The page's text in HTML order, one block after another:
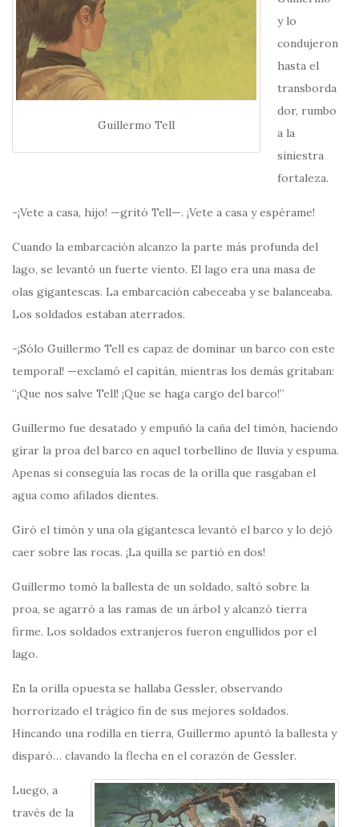
Guillermo Tell
y lo
condujeron
hasta el
transborda
dor, rumbo
a la
siniestra
fortaleza.
-¡Vete a casa, hijo! —gritó Tell—. ¡Vete a casa y espérame!
Cuando la embarcación alcanzo la parte más profunda del
lago, se levantó un fuerte viento. El lago era una masa de
olas gigantescas. La embarcación cabeceaba y se balanceaba.
Los soldados estaban aterrados.
-¡Sólo Guillermo Tell es capaz de dominar un barco con este
temporal! —exclamó el capitán, mientras los demás gritaban:
“¡Que nos salve Tell! ¡Que se haga cargo del barco!”
Guillermo fue desatado y empuñó la caña del timón, haciendo
girar la proa del barco en aquel torbellino de lluvia y espuma.
Apenas si conseguía las rocas de la orilla que rasgaban el
agua como afilados dientes.
Giró el timón y una ola gigantesca levantó el barco y lo dejó
caer sobre las rocas. ¡La quilla se partió en dos!
Guillermo tomó la ballesta de un soldado, saltó sobre la
proa, se agarró a las ramas de un árbol y alcanzó tierra
firme. Los soldados extranjeros fueron engullidos por el
lago.
En la orilla opuesta se hallaba Gessler, observando
horrorizado el trágico fin de sus mejores soldados.
Hincando una rodilla en tierra, Guillermo apuntó la ballesta y
disparó… clavando la flecha en el corazón de Gessler.
Luego, a
través de la